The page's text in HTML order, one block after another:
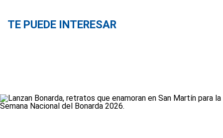
TE PUEDE INTERESAR